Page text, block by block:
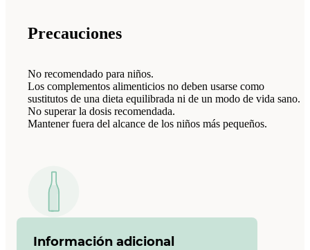
Precauciones
No recomendado para niños.
Los complementos alimenticios no deben usarse como
sustitutos de una dieta equilibrada ni de un modo de vida sano.
No superar la dosis recomendada.
Mantener fuera del alcance de los niños más pequeños.
Información adicional